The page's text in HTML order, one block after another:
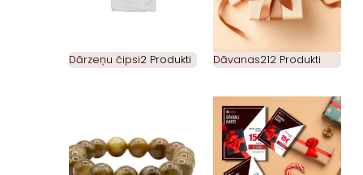
Dārzeņu čipsi2 Produkti Dāvanas212 Produkti